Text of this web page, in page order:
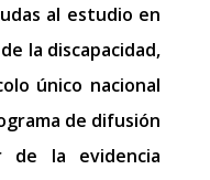
al estudio en
la discapacidad,
único nacional
de difusión
la evidencia